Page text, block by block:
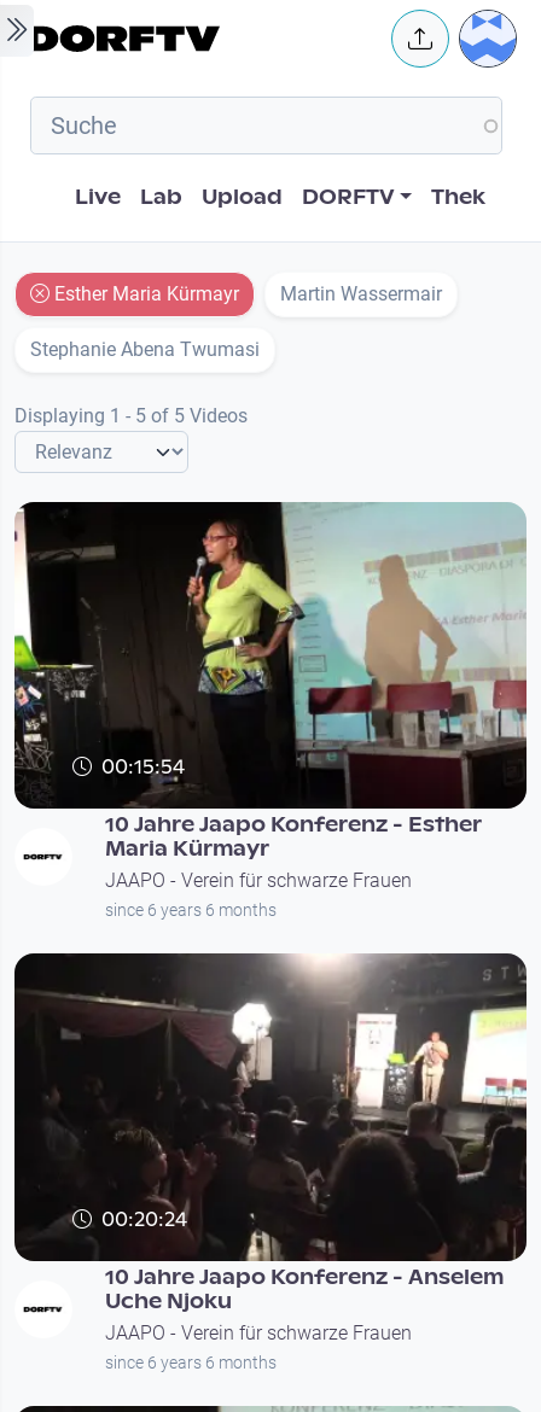
Skip to main content User
Hauptnavigation
Live Lab Upload DORFTV Thek
Esther Maria Kürmayr Martin Wassermair
Stephanie Abena Twumasi
Displaying 1 - 5 of 5 Videos
00:15:54
10 Jahre Jaapo Konferenz - Esther
Maria Kürmayr
JAAPO - Verein für schwarze Frauen
since 6 years 6 months
00:20:24
10 Jahre Jaapo Konferenz - Anselem
Uche Njoku
JAAPO - Verein für schwarze Frauen
since 6 years 6 months